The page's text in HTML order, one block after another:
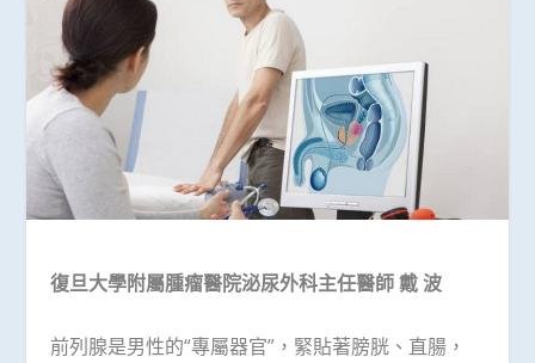
復旦大學附屬腫瘤醫院泌尿外科主任醫師 戴 波
前列腺是男性的“專屬器官”，緊貼著膀胱、直腸，